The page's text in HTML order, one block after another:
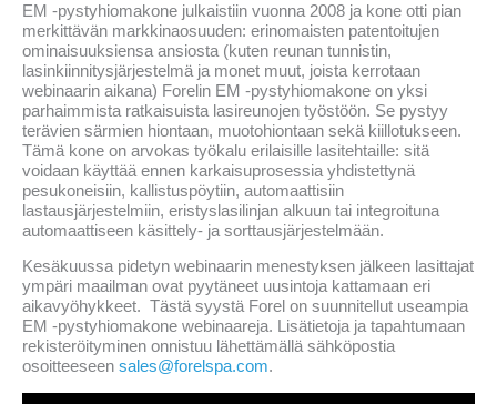
EM -pystyhiomakone julkaistiin vuonna 2008 ja kone otti pian
merkittävän markkinaosuuden: erinomaisten patentoitujen
ominaisuuksiensa ansiosta (kuten reunan tunnistin,
lasinkiinnitysjärjestelmä ja monet muut, joista kerrotaan
webinaarin aikana) Forelin EM -pystyhiomakone on yksi
parhaimmista ratkaisuista lasireunojen työstöön. Se pystyy
terävien särmien hiontaan, muotohiontaan sekä kiillotukseen.
Tämä kone on arvokas työkalu erilaisille lasitehtaille: sitä
voidaan käyttää ennen karkaisuprosessia yhdistettynä
pesukoneisiin, kallistuspöytiin, automaattisiin
lastausjärjestelmiin, eristyslasilinjan alkuun tai integroituna
automaattiseen käsittely- ja sorttausjärjestelmään.
Kesäkuussa pidetyn webinaarin menestyksen jälkeen lasittajat
ympäri maailman ovat pyytäneet uusintoja kattamaan eri
aikavyöhykkeet. Tästä syystä Forel on suunnitellut useampia
EM -pystyhiomakone webinaareja. Lisätietoja ja tapahtumaan
rekisteröityminen onnistuu lähettämällä sähköpostia
osoitteeseen sales@forelspa.com.